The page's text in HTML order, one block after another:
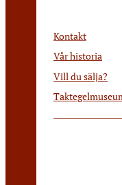
Kontakt
Vår historia
Vill du sälja?